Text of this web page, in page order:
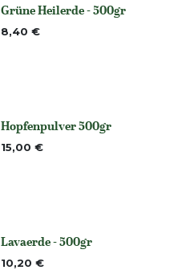
None
Grüne Heilerde - 500gr
8,40 €
None
Hopfenpulver 500gr
15,00 €
None
Lavaerde - 500gr
10,20 €